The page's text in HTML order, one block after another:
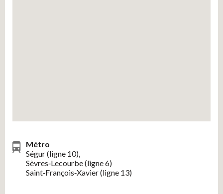
Métro
Ségur (ligne 10),
Sèvres‑Lecourbe (ligne 6)
Saint‑François‑Xavier (ligne 13)